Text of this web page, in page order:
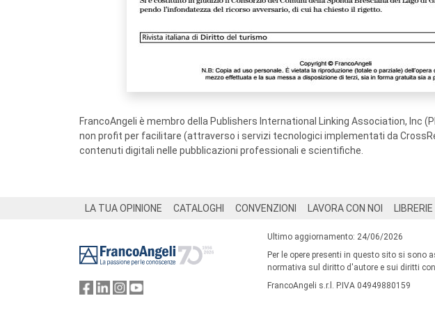
FrancoAngeli è membro della Publishers International Linking Association, Inc
non profit per facilitare (attraverso i servizi tecnologici implementati da
contenuti digitali nelle pubblicazioni professionali e scientifiche.
LA TUA OPINIONE CATALOGHI CONVENZIONI LAVORA CON NOI LIBRERIE
Ultimo aggiornamento: 24/06/2026
Per le opere presenti in questo sito si sono
normativa sul diritto d'autore e sui diritti
FrancoAngeli s.r.l. P.IVA 04949880159